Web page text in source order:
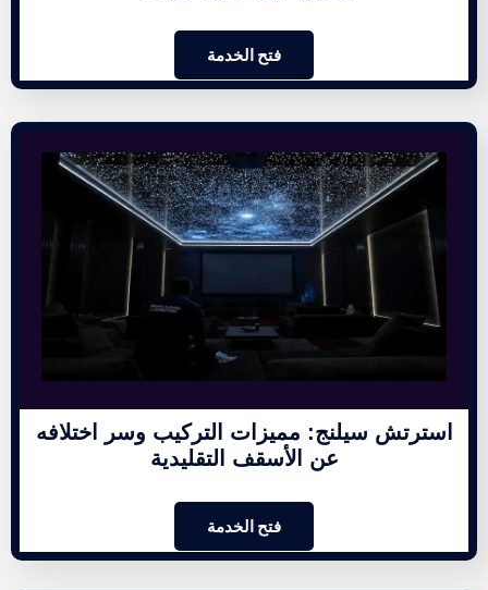
فتح الخدمة
استرتش سيلنج: مميزات التركيب وسر اختلافه
عن الأسقف التقليدية
فتح الخدمة